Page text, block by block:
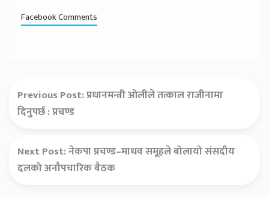
Facebook Comments
Previous Post:प्रधानमन्त्री ओलीले तत्काल राजीनामा
दिनुपर्छ : प्रचण्ड
Next Post:नेकपा प्रचण्ड–माधव समूहले बोलायो संसदीय
दलको अनौपचारिक बैठक